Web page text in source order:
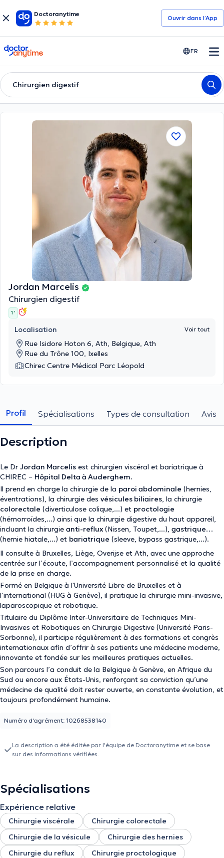
Doctoranytime
Ouvrir dans l’App
doctoranytime FR
Chirurgien digestif
Jordan Marcelis
Chirurgien digestif
1 '
Localisation Voir tout
Rue Isidore Hoton 6, Ath, Belgique, Ath
Rue du Trône 100, Ixelles
Chirec Centre Médical Parc Léopold
Profil Spécialisations Types de consultation Avis
Description
Le Dr Jordan Marcelis est chirurgien viscéral et bariatrique à
CHIREC – Hôpital Delta à Auderghem.
Il prend en charge la chirurgie de la paroi abdominale (hernies,
éventrations), la chirurgie des vésicules biliaires, la chirurgie
colorectale (diverticulose colique,...) et proctologie
(hémorroïdes,...) ainsi que la chirurgie digestive du haut appareil,
incluant la chirurgie anti-reflux (Nissen, Toupet,...), gastrique
(hernie hiatale,...) et bariatrique (sleeve, bypass gastrique,...).
Il consulte à Bruxelles, Liège, Overijse et Ath, avec une approche
centrée sur l’écoute, l’accompagnement personnalisé et la qualité
de la prise en charge.
Formé en Belgique à l'Université Libre de Bruxelles et à
l’international (HUG à Genève), il pratique la chirurgie mini-invasive,
laparoscopique et robotique.
Titulaire du Diplôme Inter-Universitaire de Techniques Mini-
Invasives et Robotiques en Chirurgie Digestive (Université Paris-
Sorbonne), il participe régulièrement à des formations et congrès
internationaux afin d’offrir à ses patients une médecine moderne,
innovante et fondée sur les meilleures pratiques actuelles.
Son parcours l’a conduit de la Belgique à Genève, en Afrique du
Sud ou encore aux États-Unis, renforçant sa conviction qu’une
médecine de qualité doit rester ouverte, en constante évolution, et
toujours profondément humaine.
Numéro d'agrément: 10268538140
La description a été éditée par l'équipe de Doctoranytime et se base
sur des informations vérifiées.
Spécialisations
Expérience relative
Chirurgie viscérale
Chirurgie colorectale
Chirurgie de la vésicule
Chirurgie des hernies
Chirurgie du reflux
Chirurgie proctologique